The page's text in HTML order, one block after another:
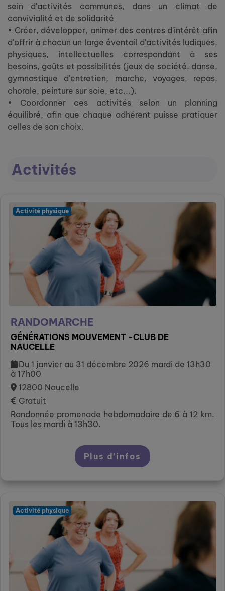
sein d'activités communes, dans un climat de
convivialité et de solidarité
• Créer, développer, animer des centres d'intérêt afin
d'offrir à chacun un large éventail d'activités ludiques,
physiques, intellectuelles correspondant à ses
besoins, goûts et possibilités (jeux de société, danse,
gymnastique d'entretien, marche, voyages, repas,
chorale, peinture sur soie, etc...).
• Coordonner ces activités selon un planning
équilibré, afin que chaque adhérent puisse pratiquer
celles de son choix.
Activités
Activité physique
RANDOMARCHE
GÉNÉRATIONS MOUVEMENT -CLUB DE
NAUCELLE
Du 1 janvier au 31 décembre 2026 mardi de 13h30
à 17h00
12800 Naucelle
Gratuit
Randonnée promenade hebdomadaire de 6 à 12 km.
Tous les mardi à 13h30.
Plus d’infos
Activité physique